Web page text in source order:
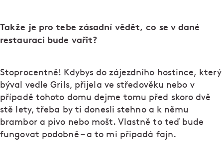
Takže je pro tebe zásadní vědět, co se v dané
restauraci bude vařit?
Stoprocentně! Kdybys do zájezdního hostince, který
býval vedle Grils, přijela ve středověku nebo v
případě tohoto domu dejme tomu před skoro dvě
stě lety, třeba by ti donesli stehno a k němu
brambor a pivo nebo mošt. Vlastně to teď bude
fungovat podobně – a to mi připadá fajn.